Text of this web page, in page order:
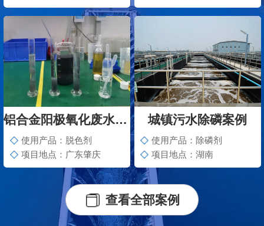
铝合金阳极氧化废水脱色案例
使用产品：脱色剂
项目地点：广东肇庆
城镇污水除磷案例
使用产品：除磷剂
项目地点：湖南
查看全部案例